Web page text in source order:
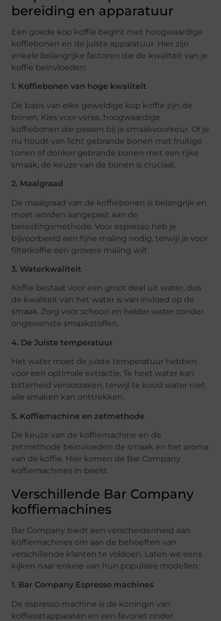
bereiding en apparatuur
Een goede kop koffie begint met hoogwaardige
koffiebonen en de juiste apparatuur. Hier zijn
enkele belangrijke factoren die de kwaliteit van je
koffie beïnvloeden:
1. Koffiebonen van hoge kwaliteit
De basis van elke geweldige kop koffie zijn de
bonen. Kies voor verse, hoogwaardige
koffiebonen die passen bij je smaakvoorkeur. Of je
nu houdt van licht gebrande bonen met fruitige
tonen of donker gebrande bonen met een rijke
smaak, de keuze van de bonen is cruciaal.
2. Maalgraad
De maalgraad van de koffiebonen is belangrijk en
moet worden aangepast aan de
bereidingsmethode. Voor espresso heb je
bijvoorbeeld een fijne maling nodig, terwijl je voor
filterkoffie een grovere maling wilt.
3. Waterkwaliteit
Koffie bestaat voor een groot deel uit water, dus
de kwaliteit van het water is van invloed op de
smaak. Zorg voor schoon en helder water zonder
ongewenste smaakstoffen.
4. De Juiste temperatuur
Het water moet de juiste temperatuur hebben
voor een optimale extractie. Te heet water kan
bitterheid veroorzaken, terwijl te koud water niet
alle smaken kan onttrekken.
5. Koffiemachine en zetmethode
De keuze van de koffiemachine en de
zetmethode beïnvloeden de smaak en het aroma
van de koffie. Hier komen de Bar Company
koffiemachines in beeld.
Verschillende Bar Company
koffiemachines
Bar Company biedt een verscheidenheid aan
koffiemachines om aan de behoeften van
verschillende klanten te voldoen. Laten we eens
kijken naar enkele van hun populaire modellen:
1. Bar Company Espresso machines
De espresso machine is de koningin van
koffiezetapparaten en een favoriet onder